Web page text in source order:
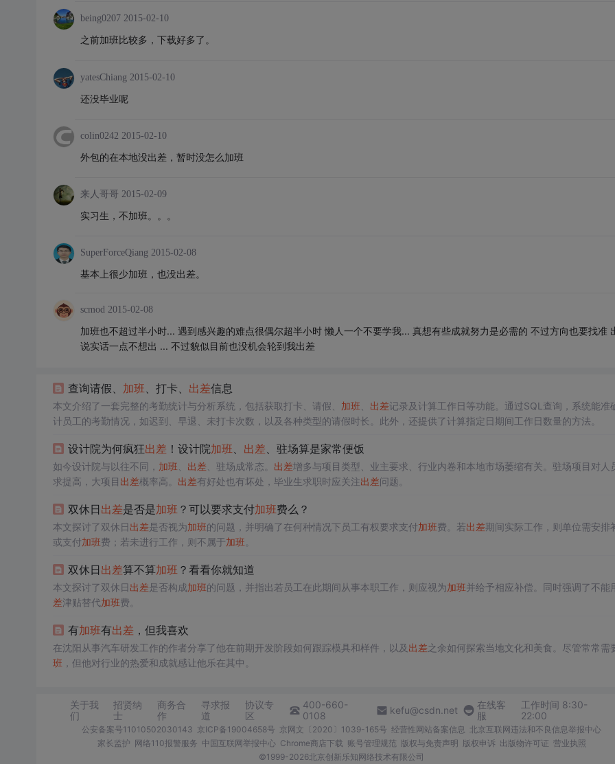
being0207 2015-02-10
之前加班比较多，下载好多了。
yatesChiang 2015-02-10
还没毕业呢
colin0242 2015-02-10
外包的在本地没出差，暂时没怎么加班
来人哥哥 2015-02-09
实习生，不加班。。。
SuperForceQiang 2015-02-08
基本上很少加班，也没出差。
scmod 2015-02-08
加班也不超过半小时... 遇到感兴趣的难点很偶尔超半小时 懒人一个不要学我... 真想有些成就努力是必需的 不过方向也要找准
说实话一点不想出 ... 不过貌似目前也没机会轮到我出差
查询请假、 加班、打卡、 出差信息
本文介绍了一套完整的考勤统计与分析系统，包括获取打卡、请假、 加班 出差记录及计算工作日等功能。通过SQL查询，系统能准
计员工的考勤情况，如迟到、早退、未打卡次数，以及各种类型的请假时长。此外，还提供了计算指定日期间工作日数量的方法。
设计院为何疯狂出差 ！设计院加班、 出差、驻场算是家常便饭
如今设计院与以往不同， 加班 出差、驻场成常态。 出差增多与项目类型、业主要求、行业内卷和本地市场萎缩有关。驻场项目对人
求提高，大项目 出差概率高。 出差有好处也有坏处，毕业生求职时应关注 出差问题。
双休日 出差是否是加班？可以要求支付加班费么？
本文探讨了双休日出差是否视为加班的问题，并明确了在何种情况下员工有权要求支付加班费。若出差期间实际工作，则单位需安排
或支付加班费；若未进行工作，则不属于加班
双休日 出差算不算加班？看看你就知道
本文探讨了双休日出差是否构成加班的问题，并指出若员工在此期间从事本职工作，则应视为加班并给予相应补偿。同时强调了不能
差津贴替代加班费。
有加班有出差 ，但我喜欢
在沈阳从事汽车研发工作的作者分享了他在前期开发阶段如何跟踪模具和样件，以及 出差之余如何探索当地文化和美食。尽管常常需
班 ，但他对行业的热爱和成就感让他乐在其中。
关于我
们
招贤纳
士
商务合
作
寻求报
道
协议专
区
400-660-
0108
kefu@csdn.net
在线客
服
工作时间 8:30-
22:00
公安备案号11010502030143 京ICP备19004658号 京网文〔2020〕1039-165号 经营性网站备案信息 北京互联网违法和不良信息举报中心
家长监护 网络110报警服务 中国互联网举报中心 Chrome商店下载 账号管理规范 版权与免责声明 版权申诉 出版物许可证 营业执照
©1999-2026北京创新乐知网络技术有限公司